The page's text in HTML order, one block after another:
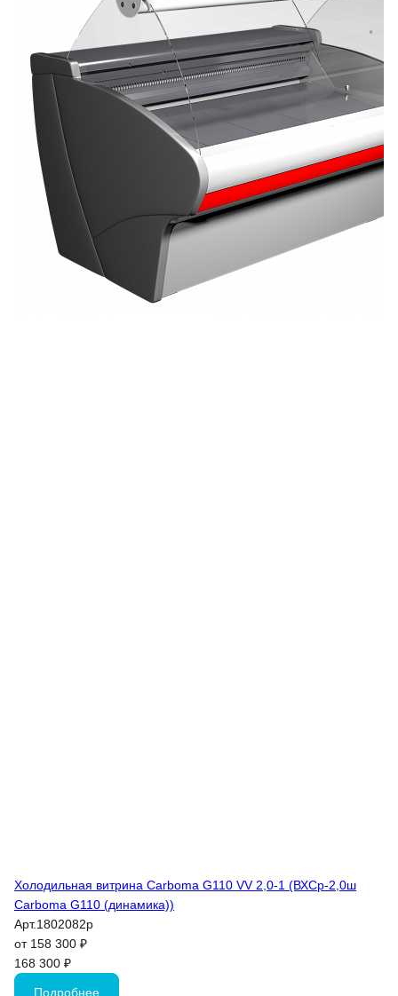
Холодильная витрина Carboma G110 VV 2,0-1 (ВХСр-2,0ш
Carboma G110 (динамика))
Арт.1802082p
от 158 300 ₽
168 300 ₽
Подробнее